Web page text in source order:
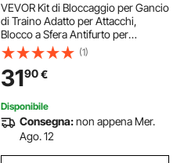
VEVOR Kit di Bloccaggio per Gancio
di Traino Adatto per Attacchi,
Blocco a Sfera Antifurto per
Rimorchio per Impieghi Gravosi
con Chiavi, Resistente alle
Intrusioni, Design Regolabile in
Altezza
(1)
3190€
Disponibile
Consegna:non appena Mer.
Ago. 12